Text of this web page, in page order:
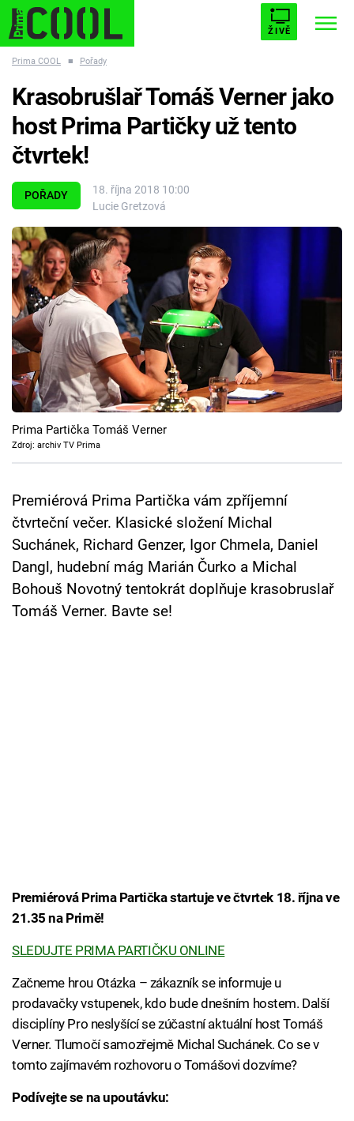
ŽIVĚ
ESCAPE PLNEJ KOTEL AVENGERS 5
Témata
Filmy
Seriály
Hry
Cool Esport
Pořady
TV Program
Přihlášení
Sledujte nás
Prima COOL ■ Pořady
POŘADY
18. října 2018 10:00
Lucie Gretzová
Krasobrušlař Tomáš Verner jako
host Prima Partičky už tento
čtvrtek!
Prima Partička Tomáš Verner
Zdroj: archiv TV Prima
Premiérová Prima Partička vám zpříjemní
čtvrteční večer. Klasické složení Michal
Suchánek, Richard Genzer, Igor Chmela, Daniel
Dangl, hudební mág Marián Čurko a Michal
Bohouš Novotný tentokrát doplňuje krasobruslař
Tomáš Verner. Bavte se!
Premiérová Prima Partička startuje ve čtvrtek 18. října ve
21.35 na Primě!
SLEDUJTE PRIMA PARTIČKU ONLINE
Začneme hrou Otázka – zákazník se informuje u
prodavačky vstupenek, kdo bude dnešním hostem. Další
disciplíny Pro neslyšící se zúčastní aktuální host Tomáš
Verner. Tlumočí samozřejmě Michal Suchánek. Co se v
tomto zajímavém rozhovoru o Tomášovi dozvíme?
Podívejte se na upoutávku: